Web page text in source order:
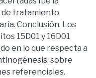
tratamiento
Conclusión: Los
15D01 y 16D01
en lo que respecta a
sobre
referenciales.